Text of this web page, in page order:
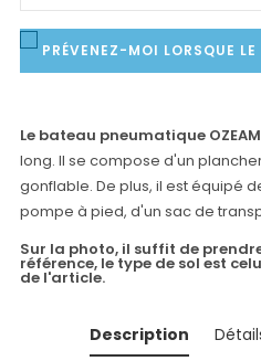
PRÉVENEZ-MOI LORSQUE
Le bateau pneumatique
long. Il se compose d'un
gonflable. De plus, il est équipé
pompe à pied, d'un sac de
Sur la photo, il suffit de
référence, le type de sol est
de l'article.
Description